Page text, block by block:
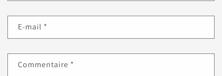
E-mail *
Commentaire *